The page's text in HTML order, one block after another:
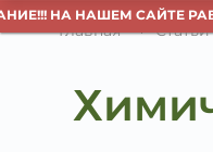
НА НАШЕМ САЙТЕ
Главная Статьи